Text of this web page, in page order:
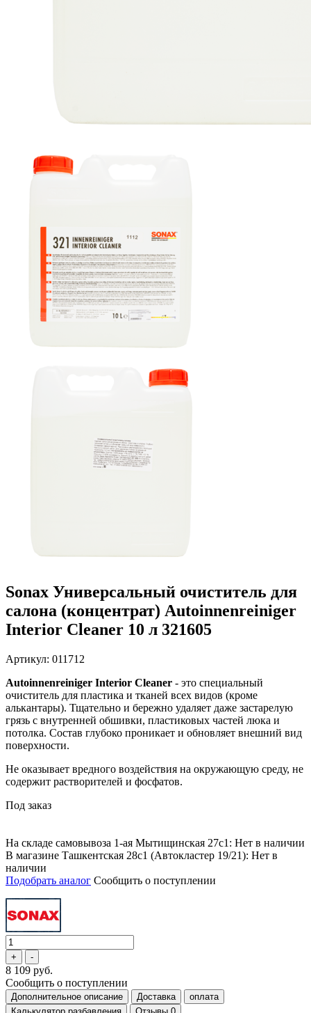
Sonax Универсальный очиститель для
салона (концентрат) Autoinnenreiniger
Interior Cleaner 10 л 321605
Артикул: 011712
Autoinnenreiniger Interior Cleaner - это специальный
очиститель для пластика и тканей всех видов (кроме
алькантары). Тщательно и бережно удаляет даже застарелую
грязь с внутренней обшивки, пластиковых частей люка и
потолка. Состав глубоко проникает и обновляет внешний вид
поверхности.
Не оказывает вредного воздействия на окружающую среду, не
содержит растворителей и фосфатов.
Под заказ
На складе самовывоза 1-ая Мытищинская 27с1: Нет в наличии
В магазине Ташкентская 28с1 (Автокластер 19/21): Нет в
наличии
Подобрать аналог Сообщить о поступлении
8 109 руб.
Сообщить о поступлении
Дополнительное описание Доставка
оплата